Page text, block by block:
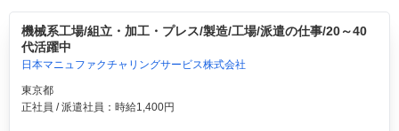
機械系工場/組立・加工・プレス/製造/工場/派遣の仕事/20～40
代活躍中
日本マニュファクチャリングサービス株式会社
東京都
正社員 / 派遣社員：時給1,400円